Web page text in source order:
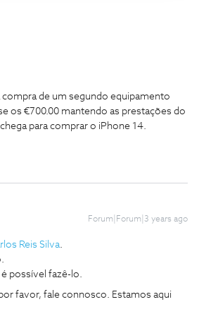
compra de um segundo equipamento
os €700.00 mantendo as prestações do
para comprar o iPhone 14.
Forum|Forum|3 years ago
Reis Silva.
possível fazê-lo.
favor, fale connosco. Estamos aqui